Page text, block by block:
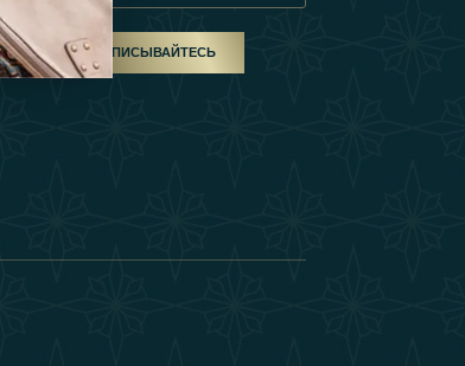
ПОДПИСЫВАЙТЕСЬ